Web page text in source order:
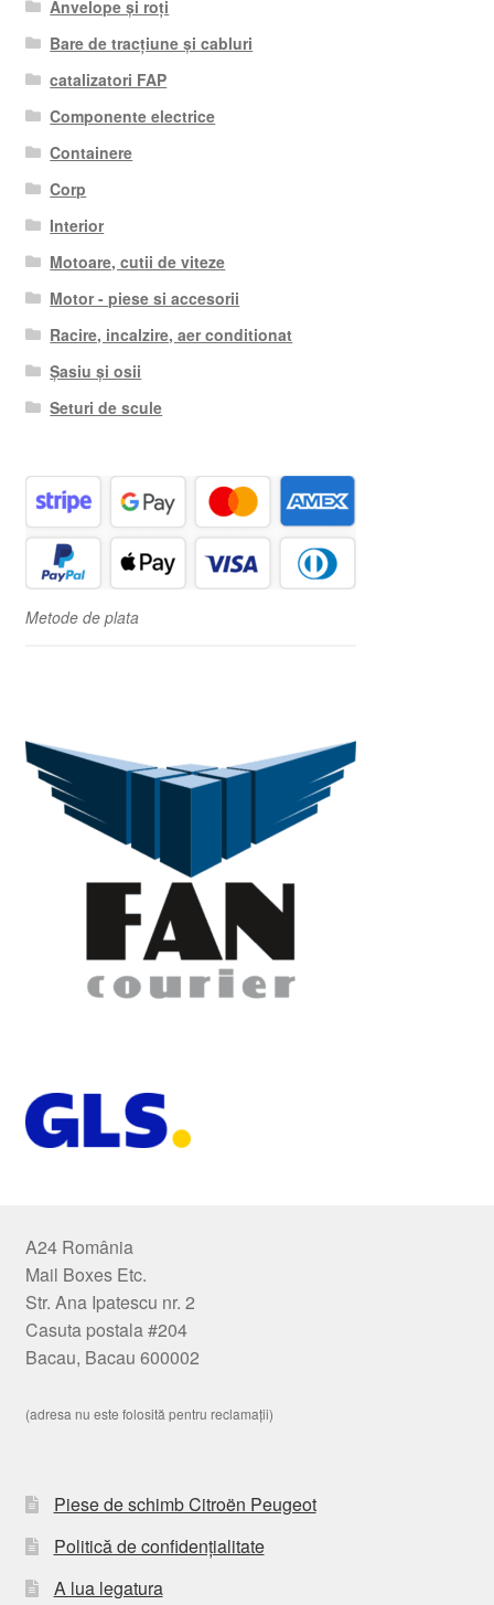
Anvelope și roți
Bare de tracțiune și cabluri
catalizatori FAP
Componente electrice
Containere
Corp
Interior
Motoare, cutii de viteze
Motor - piese si accesorii
Racire, incalzire, aer conditionat
Șasiu și osii
Seturi de scule
Metode de plata
A24 România
Mail Boxes Etc.
Str. Ana Ipatescu nr. 2
Casuta postala #204
Bacau, Bacau 600002
(adresa nu este folosită pentru reclamații)
Piese de schimb Citroën Peugeot
Politică de confidențialitate
A lua legatura